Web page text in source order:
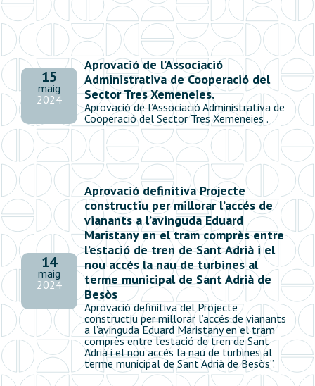
15
maig
2024
Aprovació de l’Associació
Administrativa de Cooperació del
Sector Tres Xemeneies.
Aprovació de l’Associació Administrativa de
Cooperació del Sector Tres Xemeneies .
14
maig
2024
Aprovació definitiva Projecte
constructiu per millorar l’accés de
vianants a l’avinguda Eduard
Maristany en el tram comprès entre
l’estació de tren de Sant Adrià i el
nou accés la nau de turbines al
terme municipal de Sant Adrià de
Besòs
Aprovació definitiva del Projecte
constructiu per millorar l’accés de vianants
a l’avinguda Eduard Maristany en el tram
comprès entre l’estació de tren de Sant
Adrià i el nou accés la nau de turbines al
terme municipal de Sant Adrià de Besòs”.